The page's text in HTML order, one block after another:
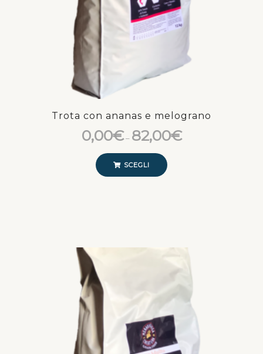
Trota con ananas e melograno
0,00€– 82,00€
SCEGLI